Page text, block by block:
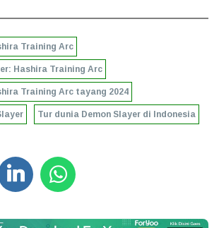
Training Arc
Hashira Training Arc
Training Arc tayang 2024
Tur dunia Demon Slayer di Indonesia